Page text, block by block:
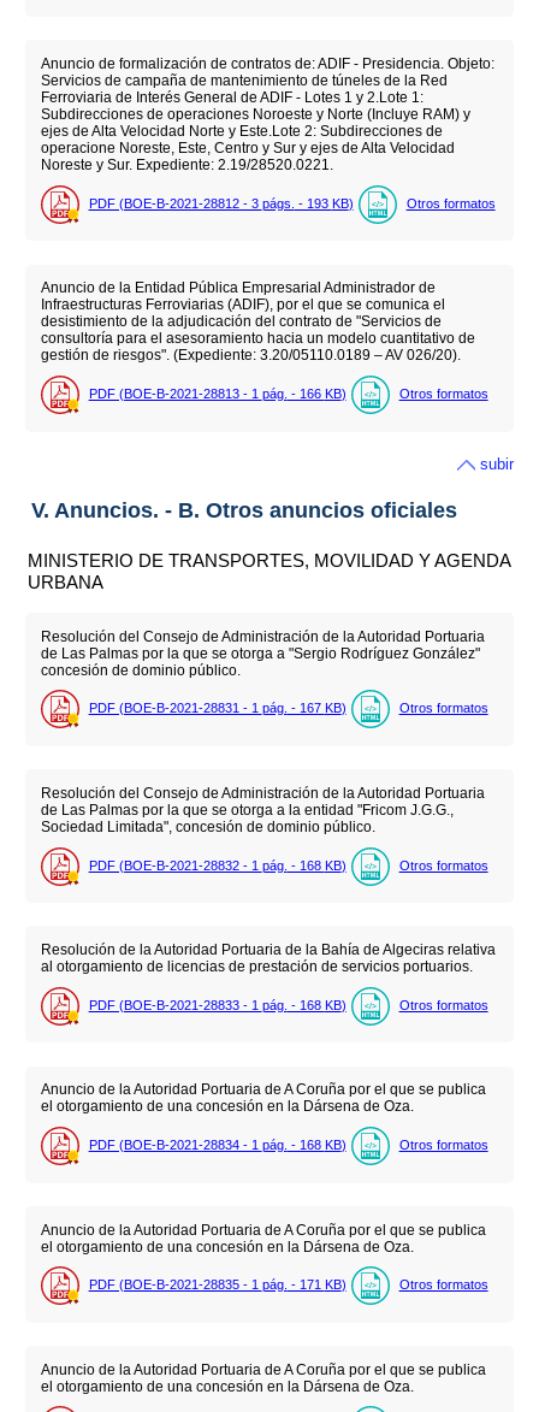
Anuncio de formalización de contratos de: ADIF - Presidencia. Objeto:
Servicios de campaña de mantenimiento de túneles de la Red
Ferroviaria de Interés General de ADIF - Lotes 1 y 2.Lote 1:
Subdirecciones de operaciones Noroeste y Norte (Incluye RAM) y
ejes de Alta Velocidad Norte y Este.Lote 2: Subdirecciones de
operacione Noreste, Este, Centro y Sur y ejes de Alta Velocidad
Noreste y Sur. Expediente: 2.19/28520.0221.
PDF (BOE-B-2021-28812 - 3 págs. - 193 KB) Otros formatos
Anuncio de la Entidad Pública Empresarial Administrador de
Infraestructuras Ferroviarias (ADIF), por el que se comunica el
desistimiento de la adjudicación del contrato de "Servicios de
consultoría para el asesoramiento hacia un modelo cuantitativo de
gestión de riesgos". (Expediente: 3.20/05110.0189 – AV 026/20).
PDF (BOE-B-2021-28813 - 1 pág. - 166 KB) Otros formatos
subir
V. Anuncios. - B. Otros anuncios oficiales
MINISTERIO DE TRANSPORTES, MOVILIDAD Y AGENDA
URBANA
Resolución del Consejo de Administración de la Autoridad Portuaria
de Las Palmas por la que se otorga a "Sergio Rodríguez González"
concesión de dominio público.
PDF (BOE-B-2021-28831 - 1 pág. - 167 KB) Otros formatos
Resolución del Consejo de Administración de la Autoridad Portuaria
de Las Palmas por la que se otorga a la entidad "Fricom J.G.G.,
Sociedad Limitada", concesión de dominio público.
PDF (BOE-B-2021-28832 - 1 pág. - 168 KB) Otros formatos
Resolución de la Autoridad Portuaria de la Bahía de Algeciras relativa
al otorgamiento de licencias de prestación de servicios portuarios.
PDF (BOE-B-2021-28833 - 1 pág. - 168 KB) Otros formatos
Anuncio de la Autoridad Portuaria de A Coruña por el que se publica
el otorgamiento de una concesión en la Dársena de Oza.
PDF (BOE-B-2021-28834 - 1 pág. - 168 KB) Otros formatos
Anuncio de la Autoridad Portuaria de A Coruña por el que se publica
el otorgamiento de una concesión en la Dársena de Oza.
PDF (BOE-B-2021-28835 - 1 pág. - 171 KB) Otros formatos
Anuncio de la Autoridad Portuaria de A Coruña por el que se publica
el otorgamiento de una concesión en la Dársena de Oza.